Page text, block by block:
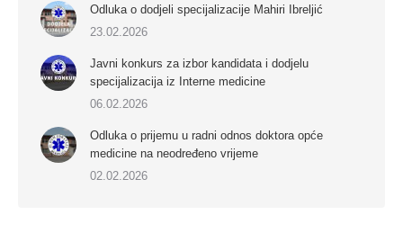
Odluka o dodjeli specijalizacije Mahiri Ibreljić
23.02.2026
Javni konkurs za izbor kandidata i dodjelu
specijalizacija iz Interne medicine
06.02.2026
Odluka o prijemu u radni odnos doktora opće
medicine na neodređeno vrijeme
02.02.2026